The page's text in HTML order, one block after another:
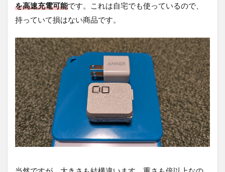
を高速充電可能です。これは自宅でも使っているので、
持っていて損はない商品です。